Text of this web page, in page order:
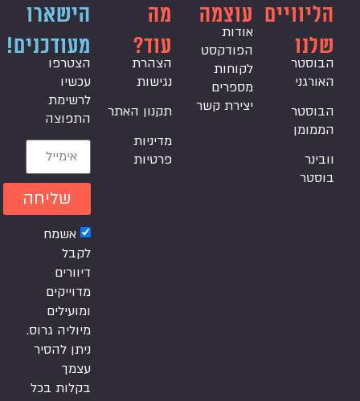
הליוויים
שלנו
הבוסטר
האורגני
הבוסטר
הממומן
וובינר
בוסטר
עוצמה
אודות
הפודקסט
לקוחות
מספרים
יצירת קשר
מה
עוד?
הצהרת
נגישות
תקנון האתר
מדיניות
פרטיות
הישארו
מעודכנים!
הצטרפו
עכשיו
לרשימת
התפוצה
אשמח
לקבל
דיוורים
מדוייקים
ומועילים
מיוליה גרוס.
ניתן להסיר
עצמך
בקלות בכל
שליחה